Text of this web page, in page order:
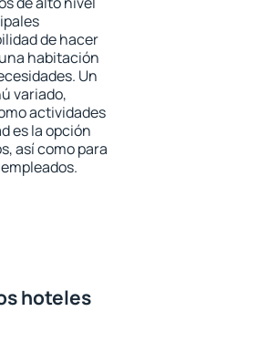
de hacer
habitación
Un
variado,
actividades
es la opción
así como para
hoteles